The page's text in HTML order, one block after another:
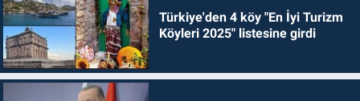
Türkiye'den 4 köy "En İyi Turizm
Köyleri 2025" listesine girdi